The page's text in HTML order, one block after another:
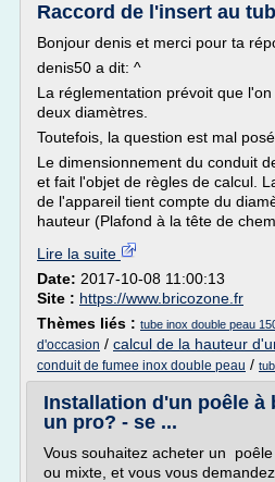
Raccord de l'insert au
Bonjour denis et merci pour ta
denis50 a dit: ^
La réglementation prévoit que
deux diamètres.
Toutefois, la question est mal
Le dimensionnement du conduit
et fait l'objet de règles de calcul.
de l'appareil tient compte du
hauteur (Plafond à la tête de
Lire la suite
Date: 2017-10-08 11:00:13
Site : https://www.bricozone.fr
Thèmes liés : tube inox double peau
d'occasion / calcul de la hauteur
conduit de fumee inox double peau /
Installation d'un poêle à
un pro? - se ...
Vous souhaitez acheter un
ou mixte, et vous vous